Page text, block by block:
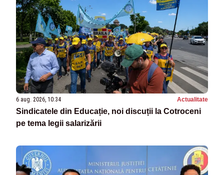
6 aug. 2026, 10:34 Actualitate
Sindicatele din Educație, noi discuții la Cotroceni
pe tema legii salarizării